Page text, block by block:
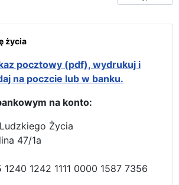
życia
pocztowy (pdf), wydrukuj i
na poczcie lub w banku.
na konto:
Życia
47/1a
1242 1111 0000 1587 7356